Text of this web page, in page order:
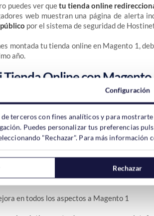
puedes ver quetu tienda online
web muestran una página de alerta
por el sistema de seguridad de
montada tu tienda online en Magento 1,
año.
Tienda Online con Magento
1, la opción más lógica es actualizar a
otras plataformas, como WordPress por
y puedes irte a tomar un café.
en todos los aspectos a Magento 1
Configuración
terceros con fines analíticos y para
Puedes personalizar tus preferencias
"Rechazar". Para más información
Rechazar